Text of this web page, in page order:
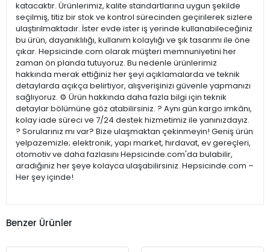
katacaktır. Ürünlerimiz, kalite standartlarına uygun şekilde
seçilmiş, titiz bir stok ve kontrol sürecinden geçirilerek sizlere
ulaştırılmaktadır. İster evde ister iş yerinde kullanabileceğiniz
bu ürün, dayanıklılığı, kullanım kolaylığı ve şık tasarımı ile öne
çıkar. Hepsicinde.com olarak müşteri memnuniyetini her
zaman ön planda tutuyoruz. Bu nedenle ürünlerimiz
hakkında merak ettiğiniz her şeyi açıklamalarda ve teknik
detaylarda açıkça belirtiyor, alışverişinizi güvenle yapmanızı
sağlıyoruz. ⚙️ Ürün hakkında daha fazla bilgi için teknik
detaylar bölümüne göz atabilirsiniz. ? Aynı gün kargo imkânı,
kolay iade süreci ve 7/24 destek hizmetimiz ile yanınızdayız.
? Sorularınız mı var? Bize ulaşmaktan çekinmeyin! Geniş ürün
yelpazemizle; elektronik, yapı market, hırdavat, ev gereçleri,
otomotiv ve daha fazlasını Hepsicinde.com'da bulabilir,
aradığınız her şeye kolayca ulaşabilirsiniz. Hepsicinde.com –
Her şey içinde!
Benzer Ürünler